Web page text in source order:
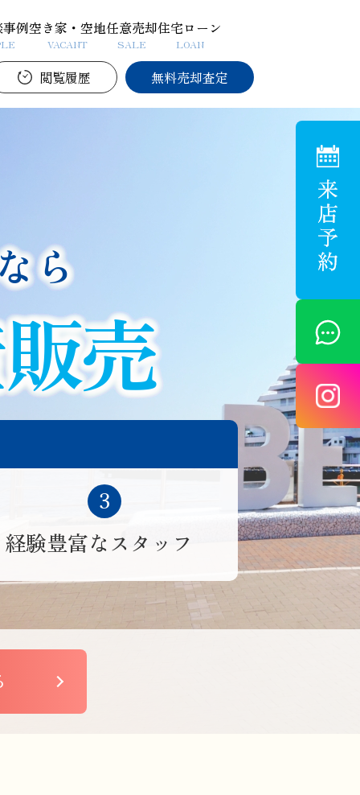
例空き家・空地
VACANT
任意売却
SALE
住宅ローン
LOAN
閲覧履歴 無料売却査定
ら
売
経験豊富なスタッフ